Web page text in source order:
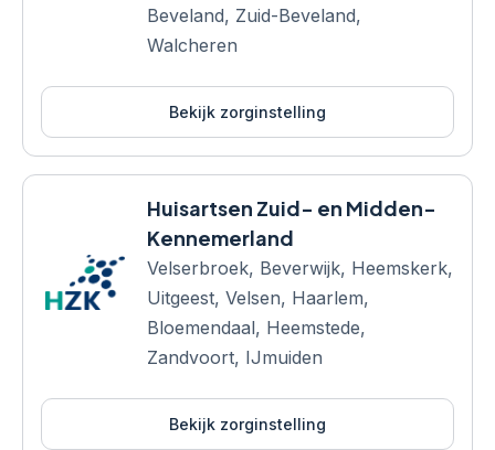
Beveland, Zuid-Beveland,
Walcheren
Bekijk zorginstelling
Huisartsen Zuid- en Midden-
Kennemerland
Velserbroek, Beverwijk, Heemskerk,
Uitgeest, Velsen, Haarlem,
Bloemendaal, Heemstede,
Zandvoort, IJmuiden
Bekijk zorginstelling